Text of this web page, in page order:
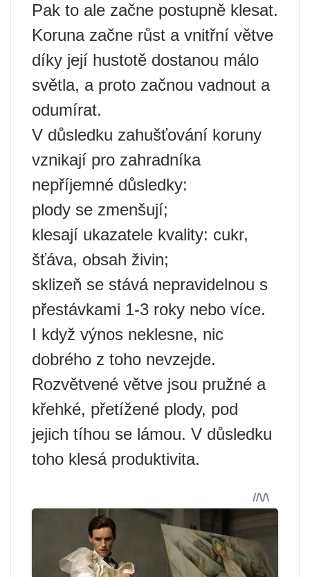
Pak to ale začne postupně klesat.
Koruna začne růst a vnitřní větve
díky její hustotě dostanou málo
světla, a proto začnou vadnout a
odumírat.
V důsledku zahušťování koruny
vznikají pro zahradníka
nepříjemné důsledky:
plody se zmenšují;
klesají ukazatele kvality: cukr,
šťáva, obsah živin;
sklizeň se stává nepravidelnou s
přestávkami 1-3 roky nebo více.
I když výnos neklesne, nic
dobrého z toho nevzejde.
Rozvětvené větve jsou pružné a
křehké, přetížené plody, pod
jejich tíhou se lámou. V důsledku
toho klesá produktivita.